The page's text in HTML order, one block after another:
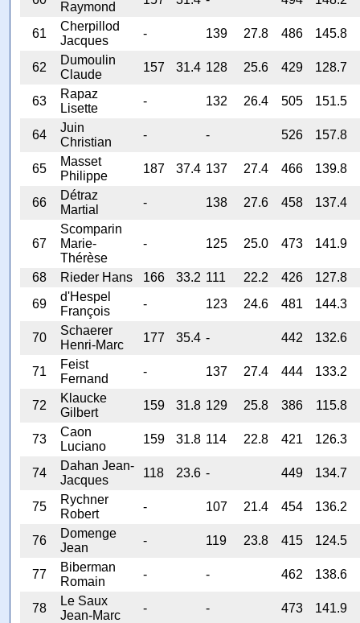
Raymond
61
Cherpillod
Jacques
- 139 27.8 486 145.8
62
Dumoulin
Claude
157 31.4 128 25.6 429 128.7
63
Rapaz
Lisette
- 132 26.4 505 151.5
64
Juin
Christian
- - 526 157.8
65
Masset
Philippe
187 37.4 137 27.4 466 139.8
66
Détraz
Martial
- 138 27.6 458 137.4
67
Scomparin
Marie-
Thérèse
- 125 25.0 473 141.9
68 Rieder Hans 166 33.2 111 22.2 426 127.8
69
d'Hespel
François
- 123 24.6 481 144.3
70
Schaerer
Henri-Marc
177 35.4 - 442 132.6
71
Feist
Fernand
- 137 27.4 444 133.2
72
Klaucke
Gilbert
159 31.8 129 25.8 386 115.8
73
Caon
Luciano
159 31.8 114 22.8 421 126.3
74
Dahan Jean-
Jacques
118 23.6 - 449 134.7
75
Rychner
Robert
- 107 21.4 454 136.2
76
Domenge
Jean
- 119 23.8 415 124.5
77
Biberman
Romain
- - 462 138.6
78
Le Saux
Jean-Marc
- - 473 141.9